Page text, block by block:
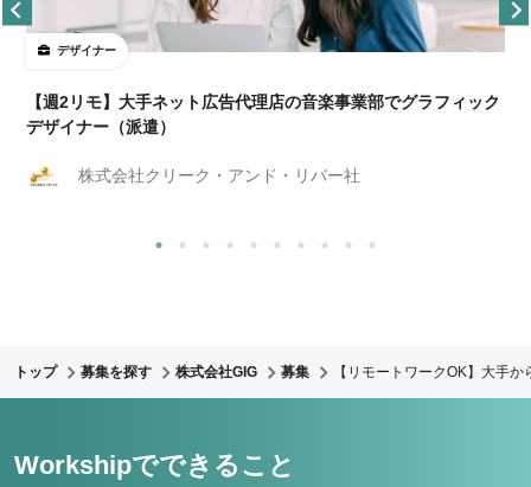
デザイナー
【週2リモ】大手ネット広告代理店の音楽事業部でグラフィック
デザイナー（派遣）
株式会社クリーク・アンド・リバー社
トップ 募集を探す 株式会社GIG 募集 【リモートワークOK】大手
Workshipでできること